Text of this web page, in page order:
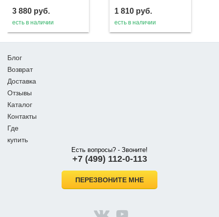
3 880 руб.
есть в наличии
1 810 руб.
есть в наличии
Блог
Возврат
Доставка
Отзывы
Каталог
Контакты
Где
купить
Есть вопросы? - Звоните!
+7 (499) 112-0-113
ПЕРЕЗВОНИТЕ МНЕ
vk.com